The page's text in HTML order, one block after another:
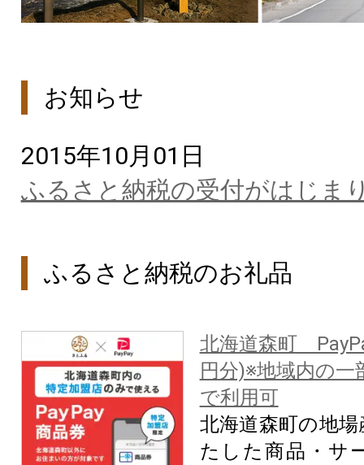
お知らせ
2015年10月01日
ふるさと納税の受付がはじま
ふるさと納税のお礼品
北海道森町
円分)※地域内の
で利用可
北海道森町の地
たした商品・サ